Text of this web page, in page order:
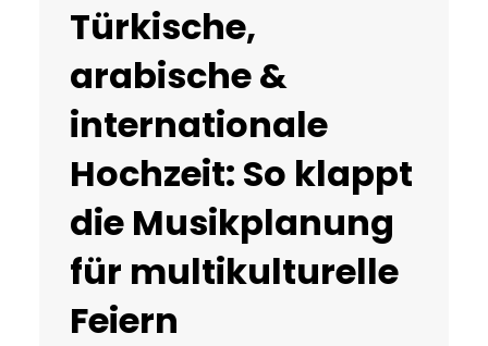
Türkische,
arabische &
internationale
Hochzeit: So klappt
die Musikplanung
für multikulturelle
Feiern